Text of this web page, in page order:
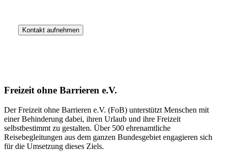
Freizeit ohne Barrieren e.V.
Der Freizeit ohne Barrieren e.V. (FoB) unterstützt Menschen mit
einer Behinderung dabei, ihren Urlaub und ihre Freizeit
selbstbestimmt zu gestalten. Über 500 ehrenamtliche
Reisebegleitungen aus dem ganzen Bundesgebiet engagieren sich
für die Umsetzung dieses Ziels.